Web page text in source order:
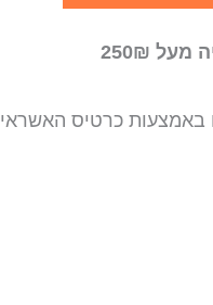
250₪
כרטיס האשראי